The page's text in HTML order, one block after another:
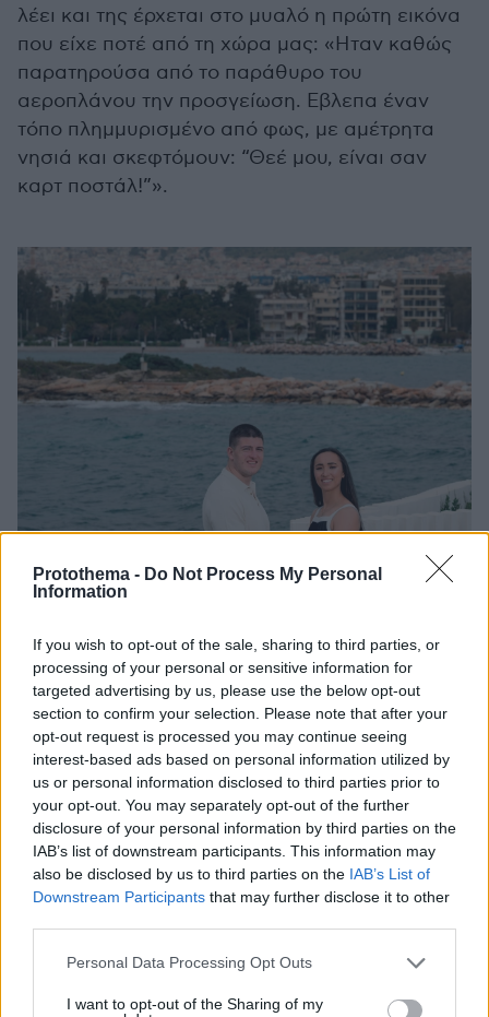
Protothema - Do Not Process My Personal
Information
If you wish to opt-out of the sale, sharing to third parties, or
processing of your personal or sensitive information for
targeted advertising by us, please use the below opt-out
section to confirm your selection. Please note that after your
opt-out request is processed you may continue seeing
interest-based ads based on personal information utilized by
us or personal information disclosed to third parties prior to
your opt-out. You may separately opt-out of the further
disclosure of your personal information by third parties on the
IAB’s list of downstream participants. This information may
also be disclosed by us to third parties on the IAB’s List of
Downstream Participants that may further disclose it to other
Please note that this website/app uses one or more Google
not limited to your visit or usage behaviour. You may click to
Personal Data Processing Opt Outs
I want to opt-out of the Sharing of my
λέει και της έρχεται στο μυαλό η πρώτη εικόνα
που είχε ποτέ από τη χώρα μας: «Ηταν καθώς
παρατηρούσα από το παράθυρο του
αεροπλάνου την προσγείωση. Εβλεπα έναν
τόπο πλημμυρισμένο από φως, με αμέτρητα
νησιά και σκεφτόμουν: “Θεέ μου, είναι σαν
καρτ ποστάλ!”».
φόρμα Karl Lagerfeld, attica, The Department Store